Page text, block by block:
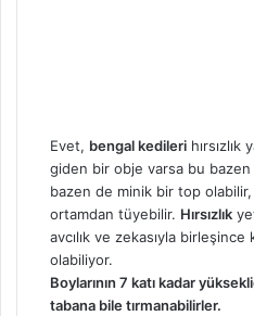
Evet, bengal kedileri
giden bir obje varsa bu bazen
bazen de minik bir top
ortamdan tüyebilir. Hırsızlık
avcılık ve zekasıyla birleşince
olabiliyor.
Boylarının 7 katı kadar
tabana bile tırmanabilirler.